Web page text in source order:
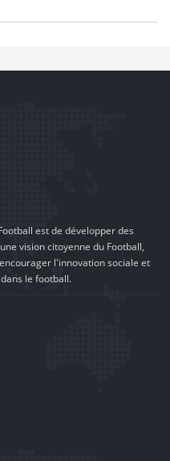
est de développer des
vision citoyenne du Football,
l'innovation sociale et
le football.